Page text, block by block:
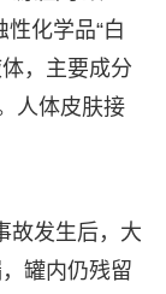
化学品“白
，主要成分
人体皮肤接
故发生后，大
罐内仍残留